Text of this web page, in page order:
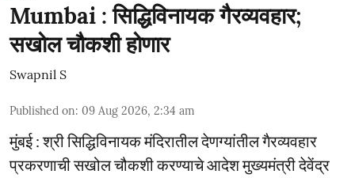
Mumbai : सिद्धिविनायक गैरव्यवहार;
सखोल चौकशी होणार
Swapnil S
Published on: 09 Aug 2026, 2:34 am
मुंबई : श्री सिद्धिविनायक मंदिरातील देणग्यांतील गैरव्यवहार
प्रकरणाची सखोल चौकशी करण्याचे आदेश मुख्यमंत्री देवेंद्र